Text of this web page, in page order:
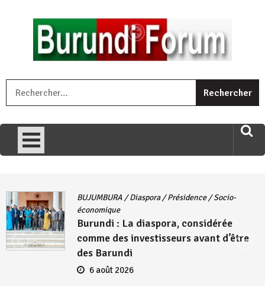
umariye umuryango wawe canke igihugu cakwibarutse .Wewe
uri ngaha ndagusigiye iki kibazo : Uriko ukora iki kugira ngo
BUJUMBURA /Diaspora/Présidence/Socio-
économique
Burundi : La diaspora, considérée
comme des investisseurs avant d’être
des Barundi
6 août 2026